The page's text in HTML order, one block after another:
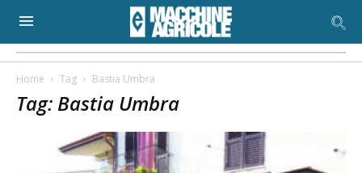
Home Tag Bastia Umbra
Tag: Bastia Umbra